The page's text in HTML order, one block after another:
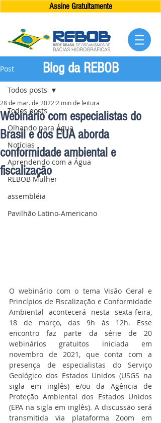
Assine Gratuitamente
Post
Todos posts
Olhando para Água
Notícias
Aprendendo com a Água
REBOB Mulher
assembléia
Pavilhão Latino-Americano
Todos posts
Webinário com especialistas do
Brasil e dos EUA aborda
conformidade ambiental e
fiscalização
28 de mar. de 2022 2 min de leitura
O webinário com o tema Visão Geral e
Princípios de Fiscalização e Conformidade
Ambiental acontecerá nesta sexta-feira,
18 de março, das 9h às 12h. Esse
encontro faz parte da série de 20
webinários gratuitos iniciada em
novembro de 2021, que conta com a
presença de especialistas do Serviço
Geológico dos Estados Unidos (USGS na
sigla em inglês) e/ou da Agência de
Proteção Ambiental dos Estados Unidos
(EPA na sigla em inglês). A discussão será
Blog da REBOB